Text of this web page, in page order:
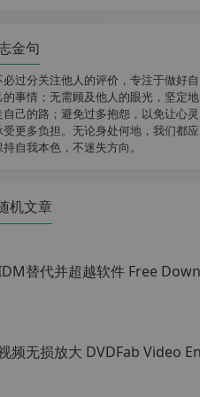
金句
必过分关注他人的评价，专注于做好自
的事情；无需顾及他人的眼光，坚定地
自己的路；避免过多抱怨，以免让心灵
受更多负担。无论身处何地，我们都应
持自我本色，不迷失方向。
机文章